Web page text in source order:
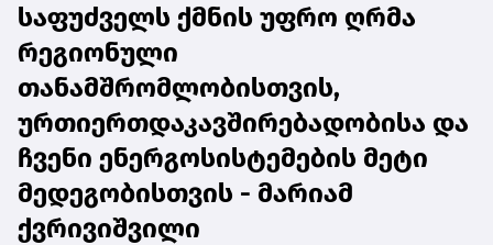
საფუძველს ქმნის უფრო ღრმა
რეგიონული
თანამშრომლობისთვის,
ურთიერთდაკავშირებადობისა და
ჩვენი ენერგოსისტემების მეტი
მედეგობისთვის - მარიამ
ქვრივიშვილი